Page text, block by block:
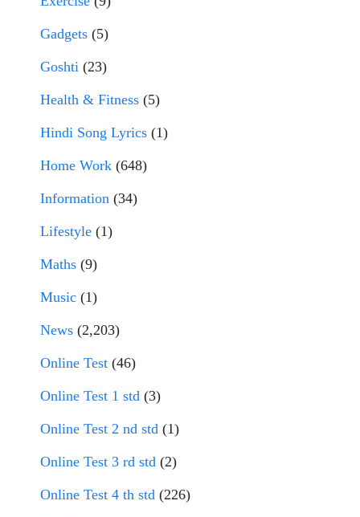
Gadgets (5)
Goshti (23)
Health & Fitness (5)
Hindi Song Lyrics (1)
Home Work (648)
Information (34)
Lifestyle (1)
Maths (9)
Music (1)
News (2,203)
Online Test (46)
Online Test 1 std (3)
Online Test 2 nd std (1)
Online Test 3 rd std (2)
Online Test 4 th std (226)